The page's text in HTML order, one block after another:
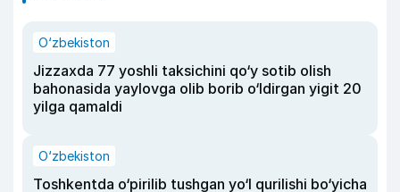
O‘zbekiston
Jizzaxda 77 yoshli taksichini qo‘y sotib olish
bahonasida yaylovga olib borib o‘ldirgan yigit 20
yilga qamaldi
O‘zbekiston
Toshkentda o‘pirilib tushgan yo‘l qurilishi bo‘yicha